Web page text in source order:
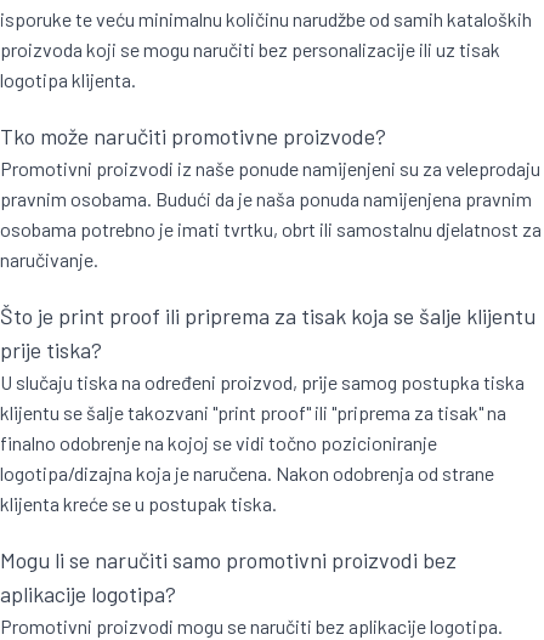
isporuke te veću minimalnu količinu narudžbe od samih kataloških
proizvoda koji se mogu naručiti bez personalizacije ili uz tisak
logotipa klijenta.
Tko može naručiti promotivne proizvode?
Promotivni proizvodi iz naše ponude namijenjeni su za veleprodaju
pravnim osobama. Budući da je naša ponuda namijenjena pravnim
osobama potrebno je imati tvrtku, obrt ili samostalnu djelatnost za
naručivanje.
Što je print proof ili priprema za tisak koja se šalje klijentu
prije tiska?
U slučaju tiska na određeni proizvod, prije samog postupka tiska
klijentu se šalje takozvani "print proof" ili "priprema za tisak" na
finalno odobrenje na kojoj se vidi točno pozicioniranje
logotipa/dizajna koja je naručena. Nakon odobrenja od strane
klijenta kreće se u postupak tiska.
Mogu li se naručiti samo promotivni proizvodi bez
aplikacije logotipa?
Promotivni proizvodi mogu se naručiti bez aplikacije logotipa.